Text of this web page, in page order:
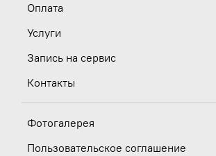
Оплата
Услуги
Запись на сервис
Контакты
Фотогалерея
Пользовательское соглашение